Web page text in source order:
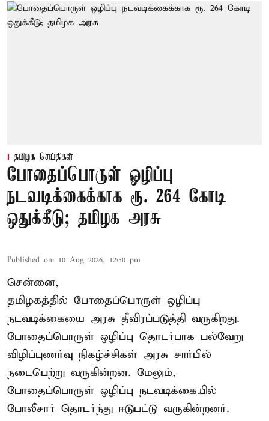
தமிழக செய்திகள்
போதைப்பொருள் ஒழிப்பு
நடவடிக்கைக்காக ரூ. 264 கோடி
ஒதுக்கீடு; தமிழக அரசு
Published on: 10 Aug 2026, 12:50 pm
சென்னை,
தமிழகத்தில் போதைப்பொருள் ஒழிப்பு
நடவடிக்கையை அரசு தீவிரப்படுத்தி வருகிறது.
போதைப்பொருள் ஒழிப்பு தொடர்பாக பல்வேறு
விழிப்புணர்வு நிகழ்ச்சிகள் அரசு சார்பில்
நடைபெற்று வருகின்றன. மேலும்,
போதைப்பொருள் ஒழிப்பு நடவடிக்கையில்
போலீசார் தொடர்ந்து ஈடுபட்டு வருகின்றனர்.